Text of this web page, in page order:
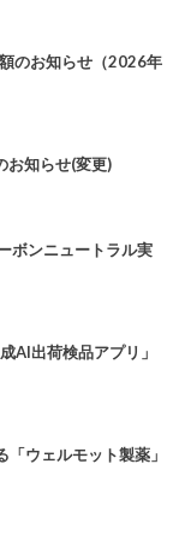
のお知らせ（2026年
知らせ(変更)
ボンニュートラル実
AI出荷検品アプリ」
ウェルモット製薬」